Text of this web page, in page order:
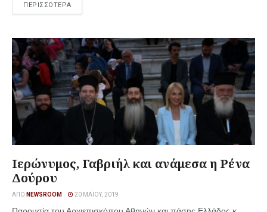
ΠΕΡΙΣΣΟΤΕΡΑ
Ιερώνυμος, Γαβριήλ και ανάμεσα η Ρένα
Δούρου
ΑΠΌ NEWSROOM 20 ΜΑΪ́ΟΥ, 2019